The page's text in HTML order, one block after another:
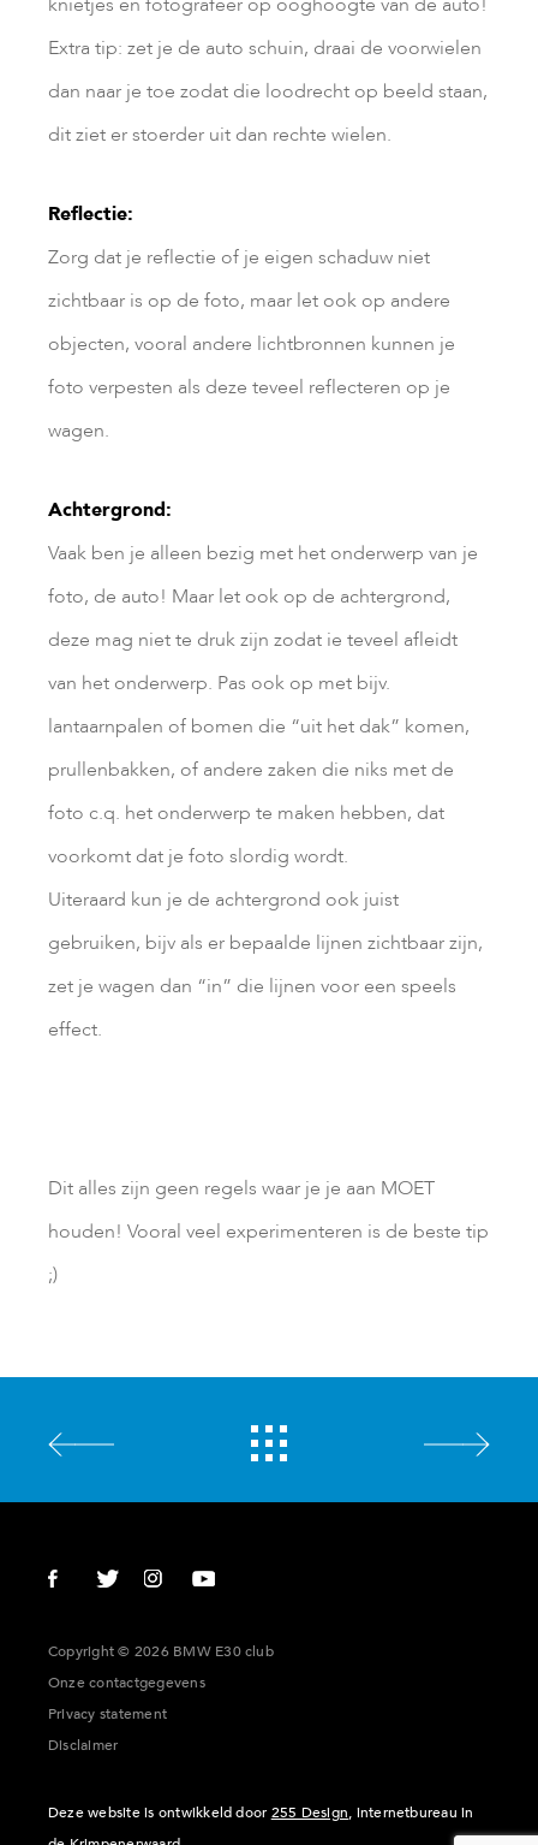
Extra tip: zet je de auto schuin, draai de voorwielen
dan naar je toe zodat die loodrecht op beeld staan,
dit ziet er stoerder uit dan rechte wielen.
Reflectie:
Zorg dat je reflectie of je eigen schaduw niet
zichtbaar is op de foto, maar let ook op andere
objecten, vooral andere lichtbronnen kunnen je
foto verpesten als deze teveel reflecteren op je
wagen.
Achtergrond:
Vaak ben je alleen bezig met het onderwerp van je
foto, de auto! Maar let ook op de achtergrond,
deze mag niet te druk zijn zodat ie teveel afleidt
van het onderwerp. Pas ook op met bijv.
lantaarnpalen of bomen die “uit het dak” komen,
prullenbakken, of andere zaken die niks met de
foto c.q. het onderwerp te maken hebben, dat
voorkomt dat je foto slordig wordt.
Uiteraard kun je de achtergrond ook juist
gebruiken, bijv als er bepaalde lijnen zichtbaar zijn,
zet je wagen dan “in” die lijnen voor een speels
effect.
Dit alles zijn geen regels waar je je aan MOET
houden! Vooral veel experimenteren is de beste tip
;)
Copyright © 2026 BMW E30 club
Onze contactgegevens
Privacy statement
Disclaimer
Deze website is ontwikkeld door 255 Design, internetbureau in